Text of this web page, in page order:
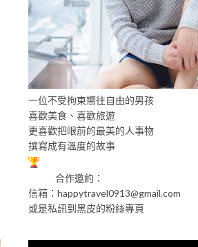
一位不受拘束嚮往自由的男孩
喜歡美食、喜歡旅遊
更喜歡把眼前的最美的人事物
撰寫成有溫度的故事
合作邀約：
信箱： happytravel0913@gmail.com
或是私訊到黑皮的粉絲專頁